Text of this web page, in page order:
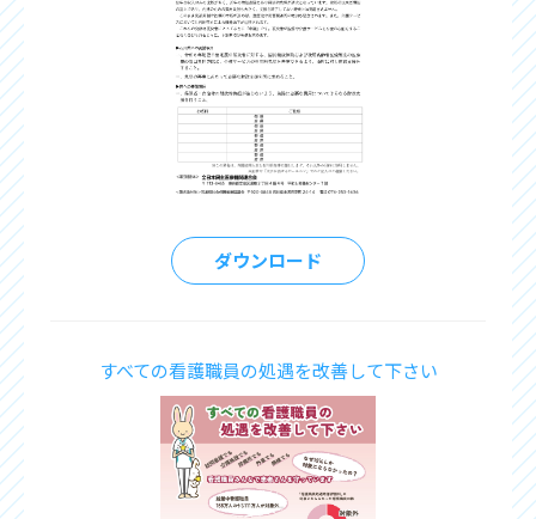
ダウンロード
すべての看護職員の処遇を改善して下さい